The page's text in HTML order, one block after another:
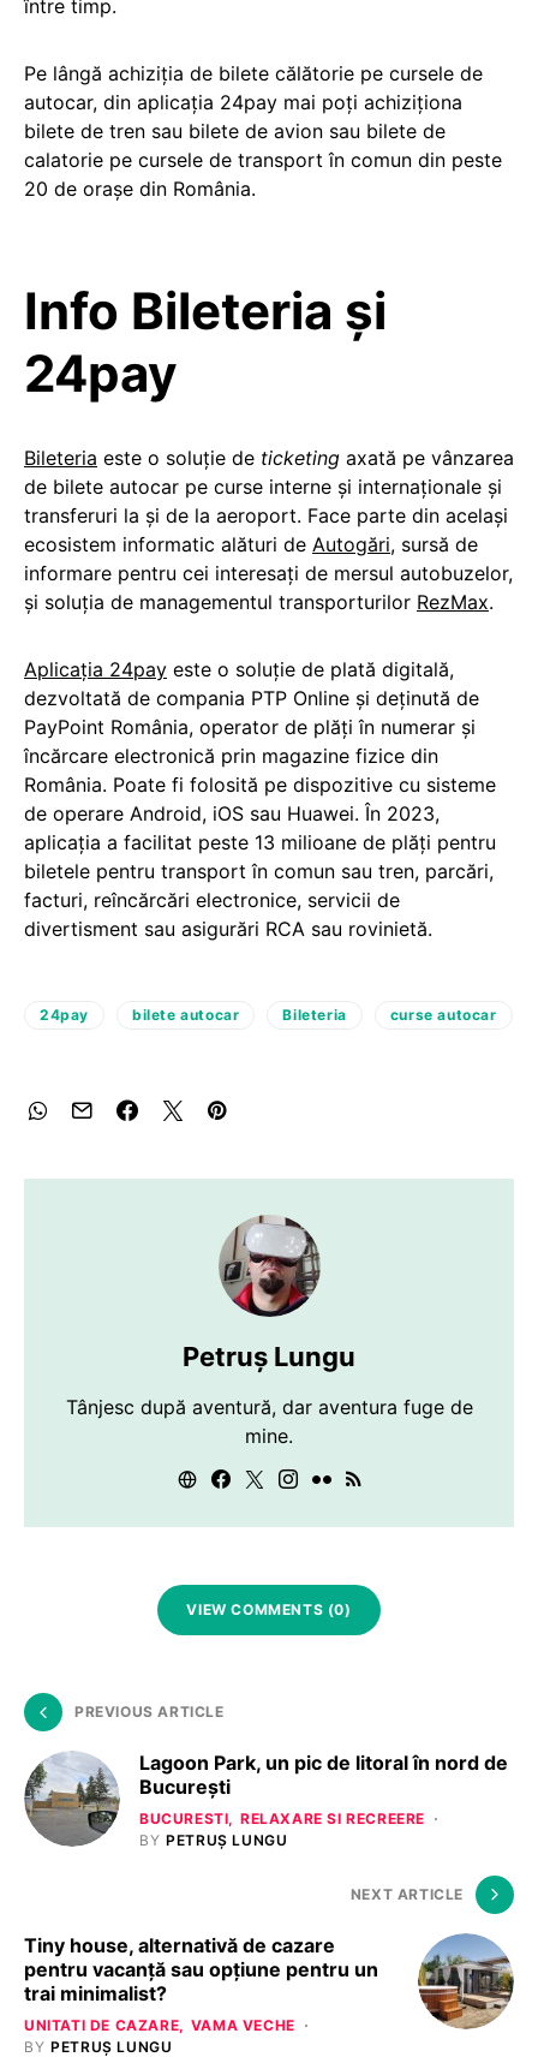
între timp.
Pe lângă achiziția de bilete călătorie pe cursele de
autocar, din aplicația 24pay mai poți achiziționa
bilete de tren sau bilete de avion sau bilete de
calatorie pe cursele de transport în comun din peste
20 de orașe din România.
Info Bileteria și
24pay
Bileteria este o soluție de ticketing axată pe vânzarea
de bilete autocar pe curse interne și internaționale și
transferuri la și de la aeroport. Face parte din același
ecosistem informatic alături de Autogări, sursă de
informare pentru cei interesați de mersul autobuzelor,
și soluția de managementul transporturilor RezMax.
Aplicația 24pay este o soluție de plată digitală,
dezvoltată de compania PTP Online și deținută de
PayPoint România, operator de plăți în numerar și
încărcare electronică prin magazine fizice din
România. Poate fi folosită pe dispozitive cu sisteme
de operare Android, iOS sau Huawei. În 2023,
aplicația a facilitat peste 13 milioane de plăți pentru
biletele pentru transport în comun sau tren, parcări,
facturi, reîncărcări electronice, servicii de
divertisment sau asigurări RCA sau rovinietă.
24pay bilete autocar Bileteria curse autocar
Petruș Lungu
Tânjesc după aventură, dar aventura fuge de
mine.
VIEW COMMENTS (0)
PREVIOUS ARTICLE
Lagoon Park, un pic de litoral în nord de
București
BUCURESTI
RELAXARE SI RECREERE
BY PETRUȘ LUNGU
NEXT ARTICLE
Tiny house, alternativă de cazare
pentru vacanță sau opțiune pentru un
trai minimalist?
UNITATI DE CAZARE
VAMA VECHE
BY PETRUȘ LUNGU